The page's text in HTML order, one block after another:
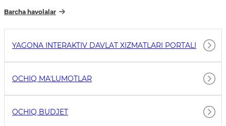
Barcha havolalar
YAGONA INTERAKTIV DAVLAT XIZMATLARI PORTALI
OCHIQ MAʼLUMOTLAR
OCHIQ BUDJET